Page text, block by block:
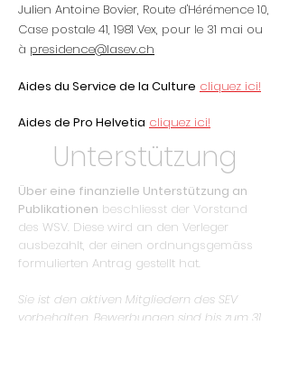
Julien Antoine Bovier, Route d'Hérémence 10,
Case postale 41, 1981 Vex, pour le 31 mai ou
à presidence@lasev.ch
Aides du Service de la Culture cliquez ici!
Aides de Pro Helvetia cliquez ici!
Unterstützung
Über eine finanzielle Unterstützung an
Publikationen beschliesst der Vorstand
des WSV. Diese wird an den Verleger
ausbezahlt, der einen ordnungsgemäss
formulierten Antrag gestellt hat.
Sie ist den aktiven Mitgliedern des SEV
vorbehalten. Bewerbungen sind bis zum 31.